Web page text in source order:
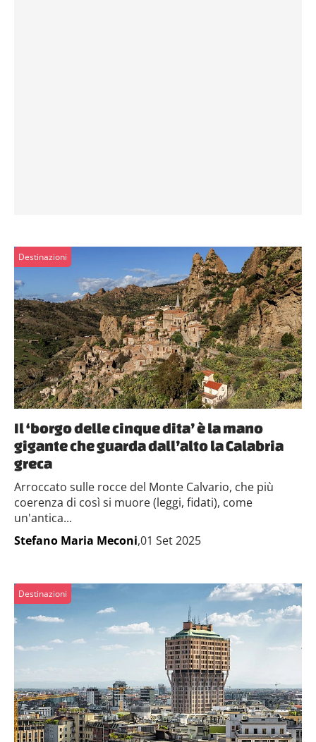
Destinazioni
Il ‘borgo delle cinque dita’ è la mano
gigante che guarda dall’alto la Calabria
greca
Arroccato sulle rocce del Monte Calvario, che più
coerenza di così si muore (leggi, fidati), come
un'antica...
Stefano Maria Meconi,01 Set 2025
Destinazioni